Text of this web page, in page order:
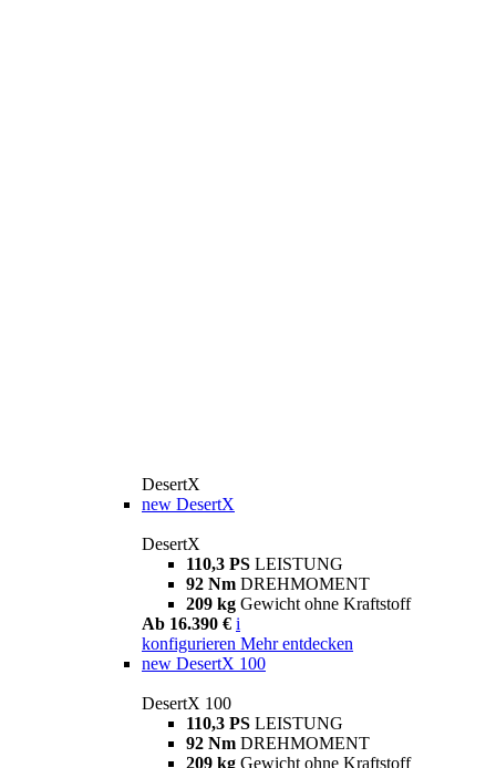
DesertX
new DesertX
DesertX
110,3 PS LEISTUNG
92 Nm DREHMOMENT
209 kg Gewicht ohne Kraftstoff
Ab 16.390 € i
konfigurieren Mehr entdecken
new DesertX 100
DesertX 100
110,3 PS LEISTUNG
92 Nm DREHMOMENT
209 kg Gewicht ohne Kraftstoff